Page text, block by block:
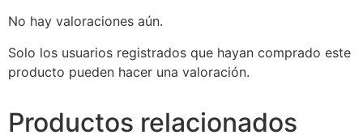
No hay valoraciones aún.
Solo los usuarios registrados que hayan comprado este
producto pueden hacer una valoración.
Productos relacionados